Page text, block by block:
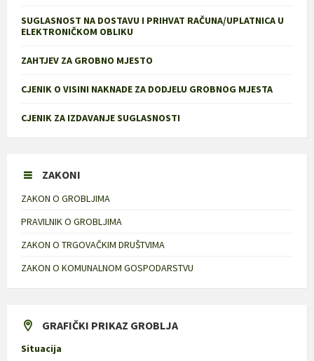
SUGLASNOST NA DOSTAVU I PRIHVAT RAČUNA/UPLATNICA U
ELEKTRONIČKOM OBLIKU
ZAHTJEV ZA GROBNO MJESTO
CJENIK O VISINI NAKNADE ZA DODJELU GROBNOG MJESTA
CJENIK ZA IZDAVANJE SUGLASNOSTI
ZAKONI
ZAKON O GROBLJIMA
PRAVILNIK O GROBLJIMA
ZAKON O TRGOVAČKIM DRUŠTVIMA
ZAKON O KOMUNALNOM GOSPODARSTVU
GRAFIČKI PRIKAZ GROBLJA
Situacija